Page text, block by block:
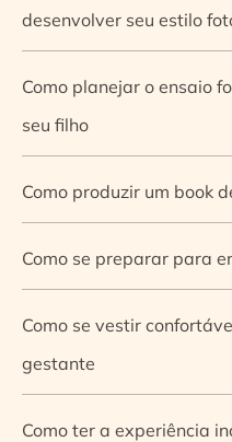
desenvolver seu estilo
Como planejar o ensaio
seu filho
Como produzir um book
Como se preparar para
Como se vestir
gestante
Como ter a experiência